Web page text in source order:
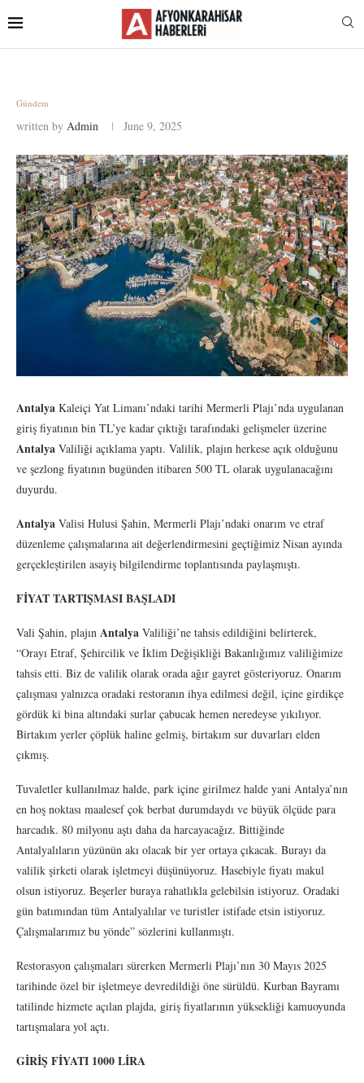
Gündem
written by Admin June 9, 2025
Antalya Kaleiçi Yat Limanı’ndaki tarihi Mermerli Plajı’nda uygulanan
giriş fiyatının bin TL’ye kadar çıktığı tarafındaki gelişmeler üzerine
Antalya Valiliği açıklama yaptı. Valilik, plajın herkese açık olduğunu
ve şezlong fiyatının bugünden itibaren 500 TL olarak uygulanacağını
duyurdu.
Antalya Valisi Hulusi Şahin, Mermerli Plajı’ndaki onarım ve etraf
düzenleme çalışmalarına ait değerlendirmesini geçtiğimiz Nisan ayında
gerçekleştirilen asayiş bilgilendirme toplantısında paylaşmıştı.
FİYAT TARTIŞMASI BAŞLADI
Vali Şahin, plajın Antalya Valiliği’ne tahsis edildiğini belirterek,
“Orayı Etraf, Şehircilik ve İklim Değişikliği Bakanlığımız valiliğimize
tahsis etti. Biz de valilik olarak orada ağır gayret gösteriyoruz. Onarım
çalışması yalnızca oradaki restoranın ihya edilmesi değil, içine girdikçe
gördük ki bina altındaki surlar çabucak hemen neredeyse yıkılıyor.
Birtakım yerler çöplük haline gelmiş, birtakım sur duvarları elden
çıkmış.
Tuvaletler kullanılmaz halde, park içine girilmez halde yani Antalya’nın
en hoş noktası maalesef çok berbat durumdaydı ve büyük ölçüde para
harcadık. 80 milyonu aştı daha da harcayacağız. Bittiğinde
Antalyalıların yüzünün akı olacak bir yer ortaya çıkacak. Burayı da
valilik şirketi olarak işletmeyi düşünüyoruz. Hasebiyle fiyatı makul
olsun istiyoruz. Beşerler buraya rahatlıkla gelebilsin istiyoruz. Oradaki
gün batımından tüm Antalyalılar ve turistler istifade etsin istiyoruz.
Çalışmalarımız bu yönde” sözlerini kullanmıştı.
Restorasyon çalışmaları sürerken Mermerli Plajı’nın 30 Mayıs 2025
tarihinde özel bir işletmeye devredildiği öne sürüldü. Kurban Bayramı
tatilinde hizmete açılan plajda, giriş fiyatlarının yüksekliği kamuoyunda
tartışmalara yol açtı.
GİRİŞ FİYATI 1000 LİRA